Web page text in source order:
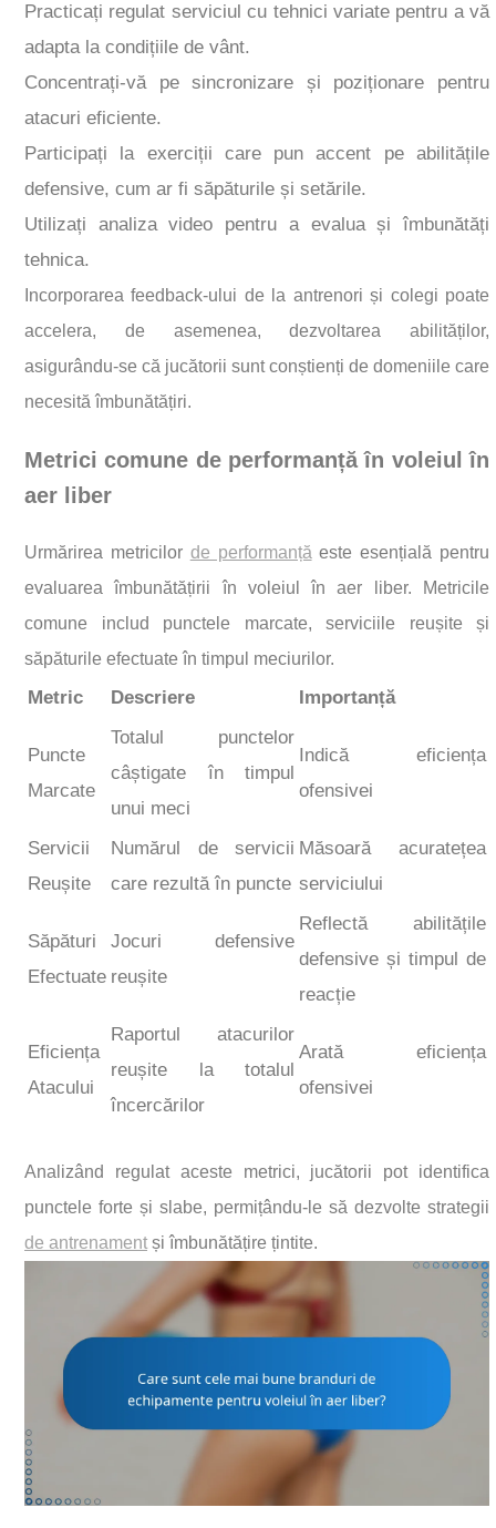
Practicați regulat serviciul cu tehnici variate pentru a vă
adapta la condițiile de vânt.
Concentrați-vă pe sincronizare și poziționare pentru
atacuri eficiente.
Participați la exerciții care pun accent pe abilitățile
defensive, cum ar fi săpăturile și setările.
Utilizați analiza video pentru a evalua și îmbunătăți
tehnica.
Incorporarea feedback-ului de la antrenori și colegi poate
accelera, de asemenea, dezvoltarea abilităților,
asigurându-se că jucătorii sunt conștienți de domeniile care
necesită îmbunătățiri.
Metrici comune de performanță în voleiul în
aer liber
Urmărirea metricilor de performanță este esențială pentru
evaluarea îmbunătățirii în voleiul în aer liber. Metricile
comune includ punctele marcate, serviciile reușite și
săpăturile efectuate în timpul meciurilor.
Metric Descriere Importanță
Puncte
Marcate
Totalul punctelor
câștigate în timpul
unui meci
Indică eficiența
ofensivei
Servicii
Reușite
Numărul de servicii
care rezultă în puncte
Măsoară acuratețea
serviciului
Săpături
Efectuate
Jocuri defensive
reușite
Reflectă abilitățile
defensive și timpul de
reacție
Eficiența
Atacului
Raportul atacurilor
reușite la totalul
încercărilor
Arată eficiența
ofensivei
Analizând regulat aceste metrici, jucătorii pot identifica
punctele forte și slabe, permițându-le să dezvolte strategii
de antrenament și îmbunătățire țintite.